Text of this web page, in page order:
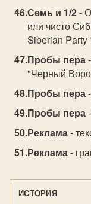
Семь и 1/2-
или чисто
Siberian Party
Пробы пера
"Черный
Пробы пера
Пробы пера
Реклама-
Реклама-
ИСТОРИЯ